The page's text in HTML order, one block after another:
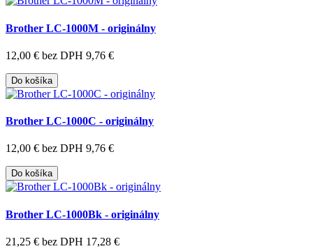
Brother LC-1000M - originálny
12,00 € bez DPH 9,76 €
Do košíka
Brother LC-1000C - originálny
12,00 € bez DPH 9,76 €
Do košíka
Brother LC-1000Bk - originálny
21,25 € bez DPH 17,28 €